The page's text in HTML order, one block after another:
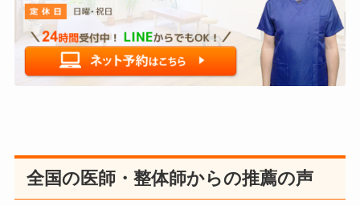
全国の医師・整体師からの推薦の声